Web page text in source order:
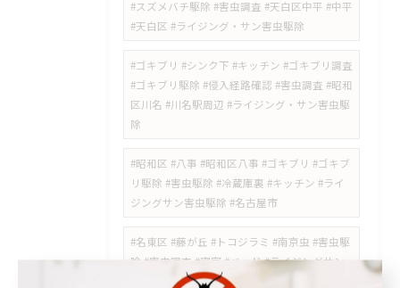
#スズメバチ駆除 #害虫調査 #天白区中平 #中平
#天白区 #ライジング・サン害虫駆除
#ゴキブリ #シンク下 #キッチン #ゴキブリ調査
#ゴキブリ駆除 #侵入経路確認 #害虫調査 #昭和
区川名 #川名駅周辺 #ライジング・サン害虫駆
除
#昭和区 #八事 #昭和区八事 #ゴキブリ #ゴキブ
リ駆除 #害虫駆除 #冷蔵庫裏 #キッチン #ライ
ジングサン害虫駆除 #名古屋市
#名東区 #藤が丘 #トコジラミ #南京虫 #害虫駆
除 #害虫調査 #寝室 #ベッド #ライジングサン
害虫駆除 #名古屋